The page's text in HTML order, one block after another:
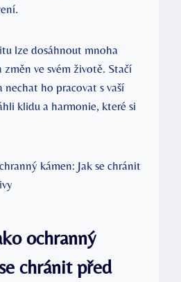
lze dosáhnout mnoha
ve svém životě. Stačí
nechat ho pracovat s vaší
klidu a harmonie, které si
ochranný
chránit před